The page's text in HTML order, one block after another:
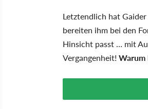
Letztendlich hat
bereiten ihm bei den
Hinsicht passt … mit
Vergangenheit! Warum